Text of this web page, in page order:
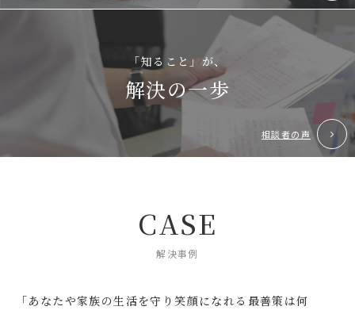
「知ること」が、
解決の一歩
相談者の声
CASE
解決事例
「あなたや家族の生活を守り笑顔になれる最善策は何